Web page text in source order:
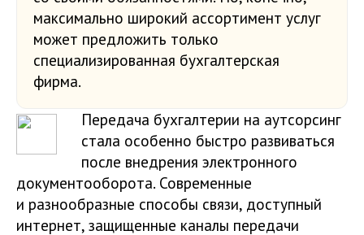
максимально широкий ассортимент услуг
может предложить только
специализированная бухгалтерская
фирма.
Передача бухгалтерии на аутсорсинг
стала особенно быстро развиваться
после внедрения электронного
документооборота. Современные
и разнообразные способы связи, доступный
интернет, защищенные каналы передачи